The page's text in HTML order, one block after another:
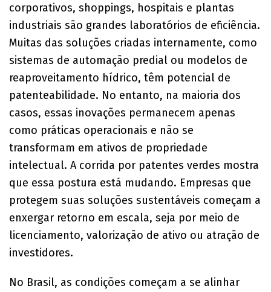
corporativos, shoppings, hospitais e plantas
industriais são grandes laboratórios de eficiência.
Muitas das soluções criadas internamente, como
sistemas de automação predial ou modelos de
reaproveitamento hídrico, têm potencial de
patenteabilidade. No entanto, na maioria dos
casos, essas inovações permanecem apenas
como práticas operacionais e não se
transformam em ativos de propriedade
intelectual. A corrida por patentes verdes mostra
que essa postura está mudando. Empresas que
protegem suas soluções sustentáveis começam a
enxergar retorno em escala, seja por meio de
licenciamento, valorização de ativo ou atração de
investidores.
No Brasil, as condições começam a se alinhar